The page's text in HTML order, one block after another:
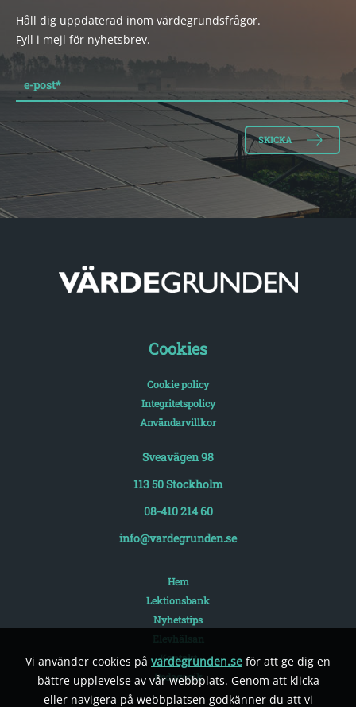
Vi använder cookies på vardegrunden.se för att ge dig en
bättre upplevelse av vår webbplats. Genom att klicka
eller navigera på webbplatsen godkänner du att vi
Håll dig uppdaterad inom värdegrundsfrågor.
Fyll i mejl för nyhetsbrev.
e-post*
Cookies
Cookie policy
Integritetspolicy
Användarvillkor
Sveavägen 98
113 50 Stockholm
08-410 214 60
info@vardegrunden.se
Hem
Lektionsbank
Nyhetstips
Kontakt
Pedagogik